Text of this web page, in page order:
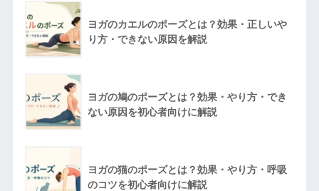
ヨガのカエルのポーズとは？効果・正しいや
り方・できない原因を解説
ヨガの鳩のポーズとは？効果・やり方・でき
ない原因を初心者向けに解説
ヨガの猫のポーズとは？効果・やり方・呼吸
のコツを初心者向けに解説